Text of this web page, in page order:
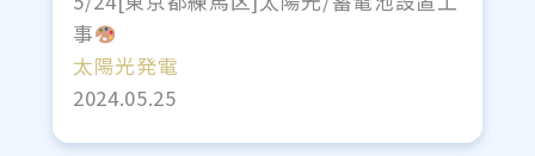
事
太陽光発電
2024.05.25